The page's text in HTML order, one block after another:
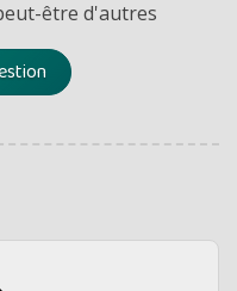
être d'autres